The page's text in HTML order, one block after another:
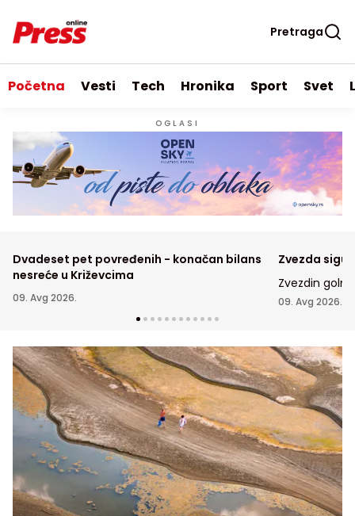
Pretraga
Početna Vesti Tech Hronika Sport Svet
OGLASI
Dvadeset pet povređenih - konačan bilans
nesreće u Križevcima
09. Avg 2026.
Zvezda
Zvezdin
zbog igranja
09. Avg 2026.